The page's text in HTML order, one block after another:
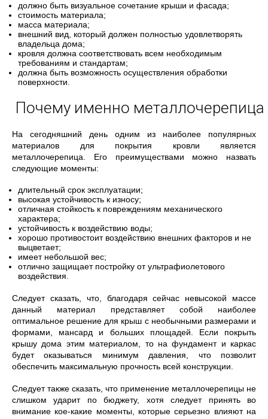
должно быть визуальное сочетание крыши и фасада;
стоимость материала;
масса материала;
внешний вид, который должен полностью удовлетворять
владельца дома;
кровля должна соответствовать всем необходимым
требованиям и стандартам;
должна быть возможность осуществления обработки
поверхности.
Почему именно металлочерепица
На сегодняшний день одним из наиболее популярных
материалов для покрытия кровли является
металлочерепица. Его преимуществами можно назвать
следующие моменты:
длительный срок эксплуатации;
высокая устойчивость к износу;
отличная стойкость к повреждениям механического
характера;
устойчивость к воздействию воды;
хорошо противостоит воздействию внешних факторов и не
выцветает;
имеет небольшой вес;
отлично защищает постройку от ультрафиолетового
воздействия.
Следует сказать, что, благодаря сейчас невысокой массе
данный материал представляет собой наиболее
оптимальное решение для крыш с необычными размерами и
формами, мансард и больших площадей. Если покрыть
крышу дома этим материалом, то на фундамент и каркас
будет оказываться минимум давления, что позволит
обеспечить максимальную прочность всей конструкции.
Следует также сказать, что применение металлочерепицы не
слишком ударит по бюджету, хотя следует принять во
внимание кое-какие моменты, которые серьезно влияют на